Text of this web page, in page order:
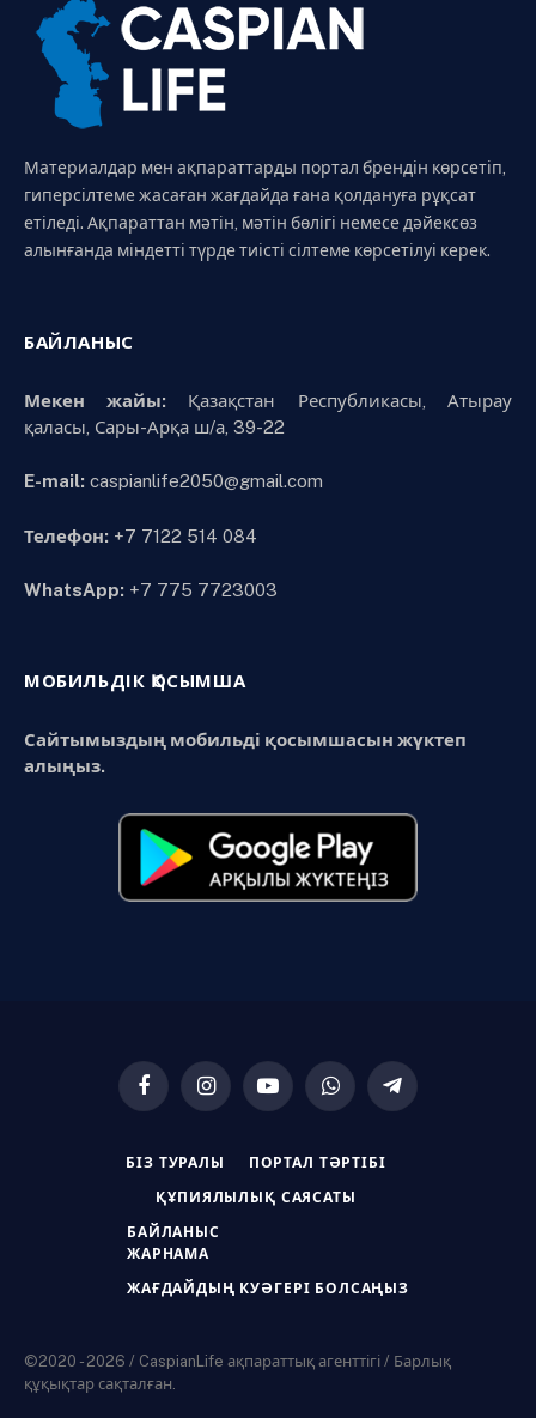
Материалдар мен ақпараттарды портал брендін көрсетіп,
гиперсілтеме жасаған жағдайда ғана қолдануға рұқсат
етіледі. Ақпараттан мәтін, мәтін бөлігі немесе дәйексөз
алынғанда міндетті түрде тиісті сілтеме көрсетілуі керек.
БАЙЛАНЫС
Мекен жайы:Қазақстан Республикасы, Атырау
қаласы, Сары-Арқа ш/а, 39-22
E-mail: caspianlife2050@gmail.com
Телефон: +7 7122 514 084
WhatsApp: +7 775 7723003
МОБИЛЬДІК ҚОСЫМША
Сайтымыздың мобильді қосымшасын жүктеп
алыңыз.
FacebookInstagramYouTubeWhatsAppTelegram
БІЗ ТУРАЛЫ ПОРТАЛ ТӘРТІБІ
ҚҰПИЯЛЫЛЫҚ САЯСАТЫ
БАЙЛАНЫС
ЖАРНАМА
ЖАҒДАЙДЫҢ КУӘГЕРІ БОЛСАҢЫЗ
©2020 - 2026 / CaspianLife ақпараттық агенттігі / Барлық
құқықтар сақталған.